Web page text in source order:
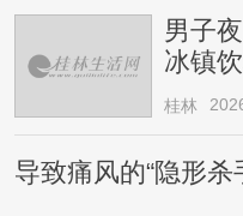
男子
冰镇
医！
桂林
导致痛风的“隐形杀